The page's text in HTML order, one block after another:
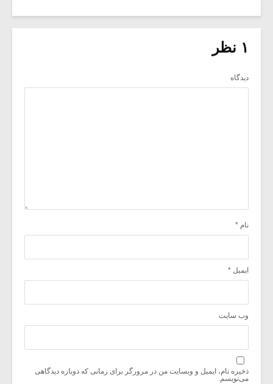
۱ نظر
دیدگاه
نام *
ایمیل *
وب‌ سایت
ذخیره نام، ایمیل و وبسایت من در مرورگر برای زمانی که دوباره دیدگاهی
می‌نویسم.